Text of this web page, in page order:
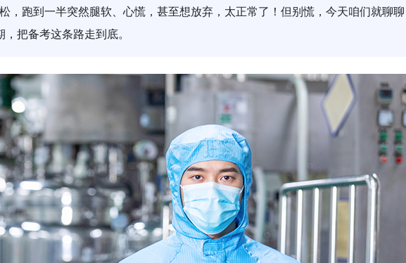
跑到一半突然腿软、心慌，甚至想放弃，太正常了！但别慌，今天咱们就聊
把备考这条路走到底。